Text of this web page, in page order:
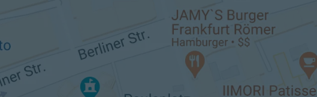
basieren auf den Verkehrsdaten eines typischen Dienstag morgens um